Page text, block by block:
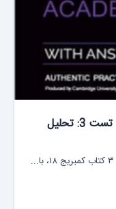
نمونه اسپیکینگ آیلتس کمبریج 18 - تست 3: تحلیل